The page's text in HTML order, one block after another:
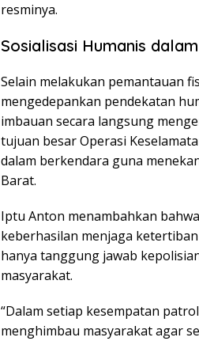
resminya.
Sosialisasi Humanis
Selain melakukan pemantauan
mengedepankan pendekatan
imbauan secara langsung
tujuan besar Operasi
dalam berkendara guna
Barat.
Iptu Anton menambahkan
keberhasilan menjaga
hanya tanggung jawab
masyarakat.
“Dalam setiap kesempatan
menghimbau masyarakat agar